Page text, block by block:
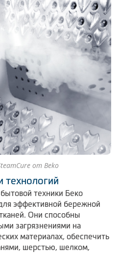
от Beko
технологий
техники Беко
эффективной бережной
Они способны
загрязнениями на
материалах, обеспечить
шерстью, шелком,